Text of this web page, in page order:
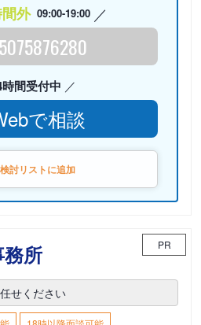
外 09:00-19:00
間受付中
で相談
検討リストに追加
所 PR
せください